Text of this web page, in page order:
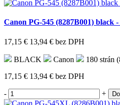
Canon PG-545 (8287B001) black
17,15 € 13,94 € bez DPH
BLACK Canon 180 strán
17,15 € 13,94 € bez DPH
- +